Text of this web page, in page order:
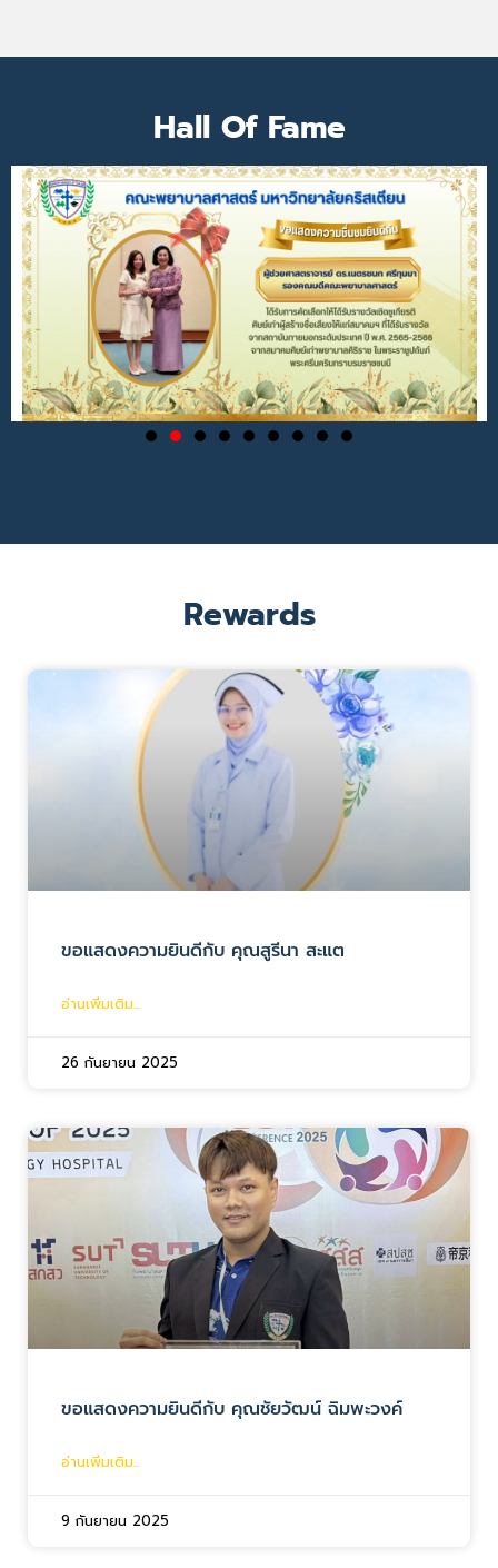
Hall Of Fame
Rewards
ขอแสดงความยินดีกับ คุณสูรีนา สะแต
อ่านเพิ่มเติม...
26 กันยายน 2025
ขอแสดงความยินดีกับ คุณชัยวัฒน์ ฉิมพะวงค์
อ่านเพิ่มเติม...
9 กันยายน 2025